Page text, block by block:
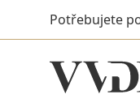
Potřebujete